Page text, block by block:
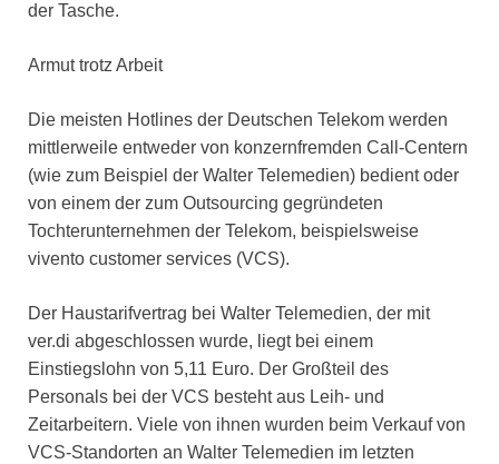
der Tasche.
Armut trotz Arbeit
Die meisten Hotlines der Deutschen Telekom werden
mittlerweile entweder von konzernfremden Call-Centern
(wie zum Beispiel der Walter Telemedien) bedient oder
von einem der zum Outsourcing gegründeten
Tochterunternehmen der Telekom, beispielsweise
vivento customer services (VCS).
Der Haustarifvertrag bei Walter Telemedien, der mit
ver.di abgeschlossen wurde, liegt bei einem
Einstiegslohn von 5,11 Euro. Der Großteil des
Personals bei der VCS besteht aus Leih- und
Zeitarbeitern. Viele von ihnen wurden beim Verkauf von
VCS-Standorten an Walter Telemedien im letzten